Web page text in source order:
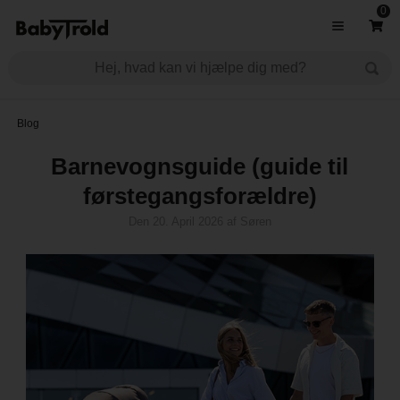
0
Blog
Barnevognsguide (guide til
førstegangsforældre)